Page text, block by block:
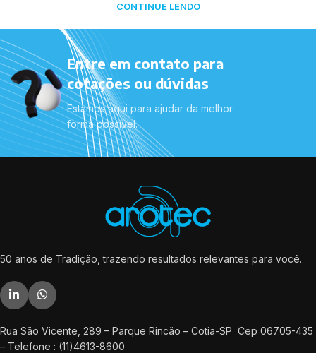
CONTINUE LENDO
Entre em contato para
cotações ou dúvidas
Estamos aqui para ajudar da melhor
forma possível.
50 anos de Tradição, trazendo resultados relevantes para você.
Rua São Vicente, 289 – Parque Rincão – Cotia-SP Cep 06705-435
– Telefone : (11)4613-8600